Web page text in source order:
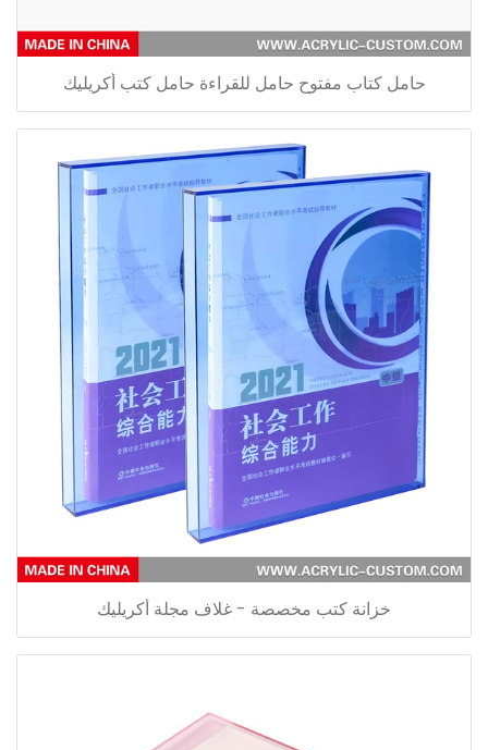
حامل كتاب مفتوح حامل للقراءة حامل كتب أكريليك
خزانة كتب مخصصة - غلاف مجلة أكريليك